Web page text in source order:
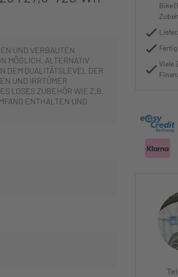
Bike
Viele
UND VERBAUTEN
MÖGLICH. ALTERNATIV
DEM QUALITÄTSLEVEL DER
UND IRRTÜMER
LOSES ZUBEHÖR WIE Z.B.
ENTHALTEN UND